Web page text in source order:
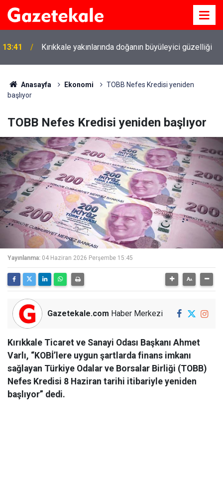
13:41 Kırıkkale yakınlarında doğanın büyüleyici güzelliği
Anasayfa Ekonomi
TOBB Nefes Kredisi yeniden
başlıyor
TOBB Nefes Kredisi yeniden başlıyor
Yayınlanma: 04 Haziran 2026 Perşembe 15:45
Gazetekale.com Haber Merkezi
Kırıkkale Ticaret ve Sanayi Odası Başkanı Ahmet
Varlı, “KOBİ’lere uygun şartlarda finans imkanı
sağlayan Türkiye Odalar ve Borsalar Birliği (TOBB)
Nefes Kredisi 8 Haziran tarihi itibariyle yeniden
başlıyor” dedi.